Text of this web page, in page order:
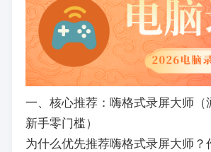
一、核心推荐：嗨格式录屏大师（
新手零门槛）
为什么优先推荐嗨格式录屏大师？